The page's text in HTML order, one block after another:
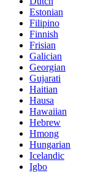
Estonian
Filipino
Finnish
Frisian
Galician
Georgian
Gujarati
Haitian
Hausa
Hawaiian
Hebrew
Hmong
Hungarian
Icelandic
Igbo